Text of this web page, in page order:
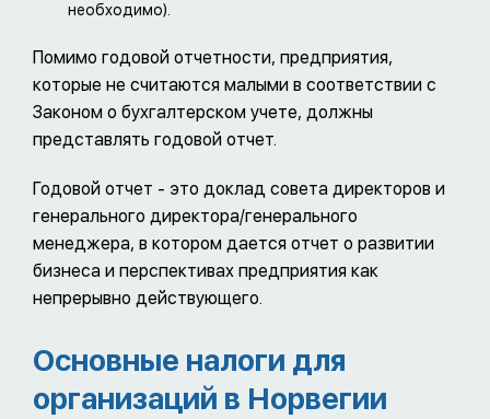
необходимо).
Помимо годовой отчетности, предприятия,
которые не считаются малыми в соответствии с
Законом о бухгалтерском учете, должны
представлять годовой отчет.
Годовой отчет - это доклад совета директоров и
генерального директора/генерального
менеджера, в котором дается отчет о развитии
бизнеса и перспективах предприятия как
непрерывно действующего.
Основные налоги для
организаций в Норвегии